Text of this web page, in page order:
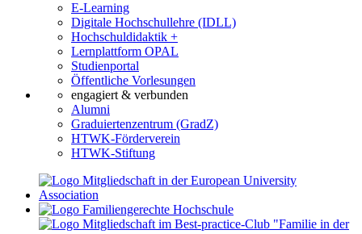
E-Learning
Digitale Hochschullehre (IDLL)
Hochschuldidaktik +
Lernplattform OPAL
Studienportal
Öffentliche Vorlesungen
engagiert & verbunden
Alumni
Graduiertenzentrum (GradZ)
HTWK-Förderverein
HTWK-Stiftung